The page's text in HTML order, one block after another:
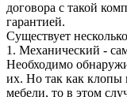
договора с такой
гарантией.
Существует
1. Механический -
Необходимо
их. Но так как клопы
мебели, то в этом